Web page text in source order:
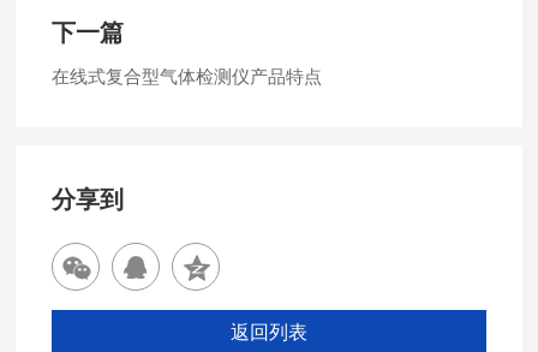
下一篇
在线式复合型气体检测仪产品特点
分享到
返回列表